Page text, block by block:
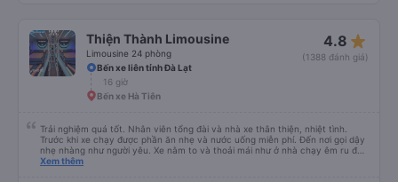
Thiện Thành Limousine
Limousine 24 phòng
4.8 star_rate
(1388 đánh giá)
Bến xe liên tỉnh Đà Lạt
16 giờ
Bến xe Hà Tiên
Trải nghiệm quá tốt. Nhân viên tổng đài và nhà xe thân thiện, nhiệt tình.
Trước khi xe chạy được phần ăn nhẹ và nước uống miễn phí. Đến nơi gọi dậy
nhẹ nhàng như người yêu. Xe nằm to và thoải mái như ở nhà chạy êm ru đến
nơi lúc nào không hay luôn. I had very good experience with this bus
Xem thêm